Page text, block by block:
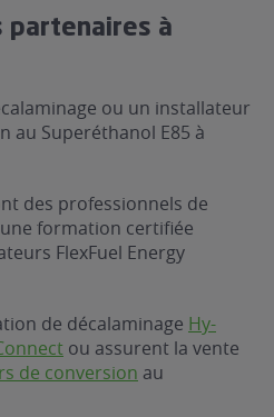
partenaires à
ou un installateur
au Superéthanol E85 à
des professionnels de
formation certifiée
FlexFuel Energy
de décalaminage Hy-
ou assurent la vente
de conversion au